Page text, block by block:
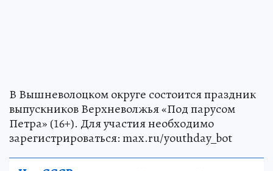
В Вышневолоцком округе состоится праздник
выпускников Верхневолжья «Под парусом
Петра» (16+). Для участия необходимо
зарегистрироваться: max.ru/youthday_bot